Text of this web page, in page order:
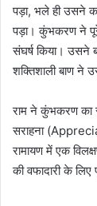
पड़ा, भले ही उसने
पड़ा। कुंभकरण ने पूरे
संघर्ष किया। उसने
शक्तिशाली बाण ने
राम ने कुंभकरण का
सराहना
रामायण में एक
की वफादारी के लिए